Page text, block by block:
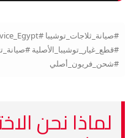
#قطع_غيار_توشيبا_الأصلية
#شحن_فريون_أصلي
لماذا نحن